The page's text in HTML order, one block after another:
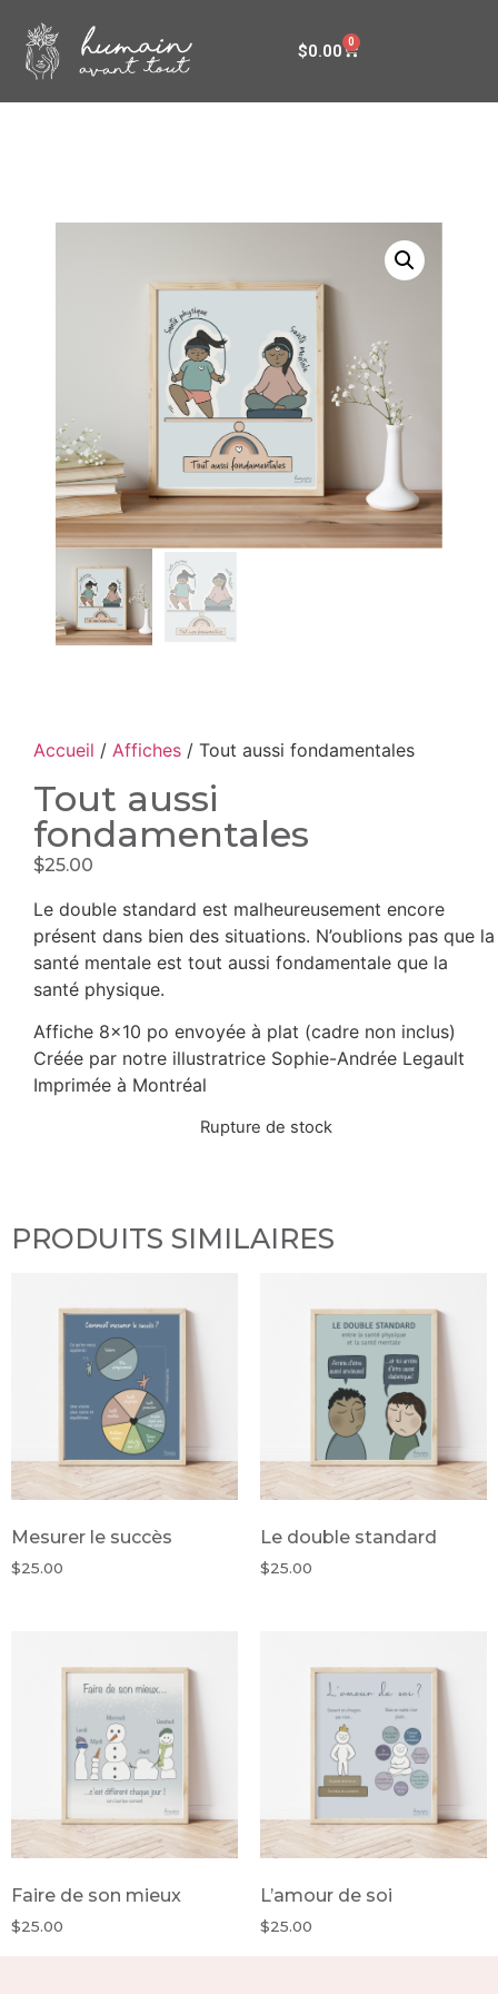
$0.00 0
Accueil / Affiches / Tout aussi fondamentales
Tout aussi
fondamentales
$25.00
Le double standard est malheureusement encore
présent dans bien des situations. N’oublions pas que la
santé mentale est tout aussi fondamentale que la
santé physique.
Affiche 8×10 po envoyée à plat (cadre non inclus)
Créée par notre illustratrice Sophie-Andrée Legault
Imprimée à Montréal
Rupture de stock
PRODUITS SIMILAIRES
Mesurer le succès
$25.00
Le double standard
$25.00
Faire de son mieux
$25.00
L’amour de soi
$25.00